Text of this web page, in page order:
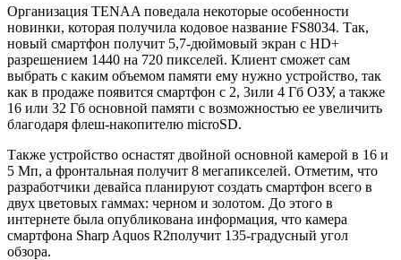
Организация TENAA поведала некоторые особенности
новинки, которая получила кодовое название FS8034. Так,
новый смартфон получит 5,7-дюймовый экран с HD+
разрешением 1440 на 720 пикселей. Клиент сможет сам
выбрать с каким объемом памяти ему нужно устройство, так
как в продаже появится смартфон с 2, 3или 4 Гб ОЗУ, а также
16 или 32 Гб основной памяти с возможностью ее увеличить
благодаря флеш-накопителю microSD.
Также устройство оснастят двойной основной камерой в 16 и
5 Мп, а фронтальная получит 8 мегапикселей. Отметим, что
разработчики девайса планируют создать смартфон всего в
двух цветовых гаммах: черном и золотом. До этого в
интернете была опубликована информация, что камера
смартфона Sharp Aquos R2получит 135-градусный угол
обзора.